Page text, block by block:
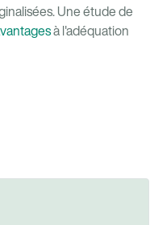
Une étude de
à l'adéquation